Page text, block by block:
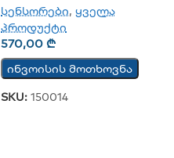
სენსორები, ყველა
პროდუქტი
570,00 ₾
ინვოისის მოთხოვნა
SKU: 150014